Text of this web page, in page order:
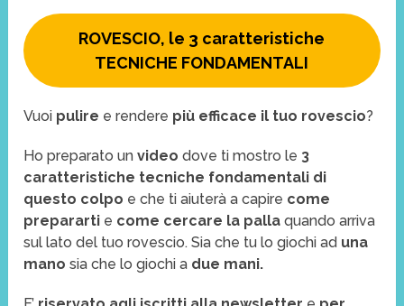
ROVESCIO, le 3 caratteristiche
TECNICHE FONDAMENTALI
Vuoi pulire e rendere più efficace il tuo rovescio?
Ho preparato unvideodove ti mostro le 3
caratteristiche tecniche fondamentali di
questo colpo e che ti aiuterà a capire come
prepararti e come cercare la palla quando arriva
sul lato del tuo rovescio. Sia che tu lo giochi ad una
mano sia che lo giochi a due mani.